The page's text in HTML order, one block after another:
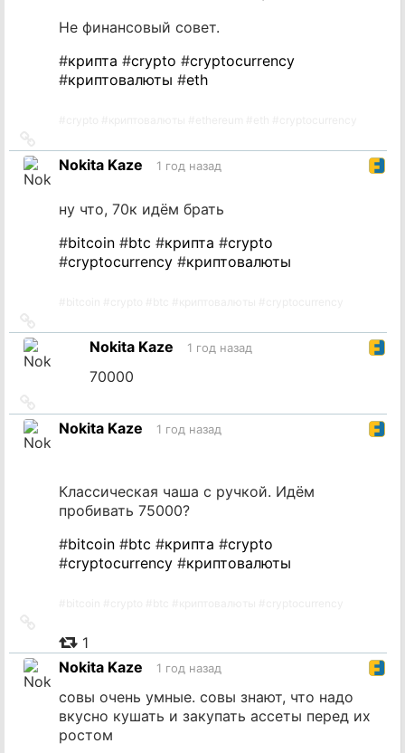
Не финансовый совет.
#крипта #crypto #cryptocurrency
#криптовалюты #eth
на
источник
Nokita Kaze 1 год назад
ну что, 70к идём брать
#bitcoin #btc #крипта #crypto
#cryptocurrency #криптовалюты
на
источникNokita Kaze 1 год назад
70000
на
источник
Nokita Kaze 1 год назад
Классическая чаша с ручкой. Идём
пробивать 75000?
#bitcoin #btc #крипта #crypto
#cryptocurrency #криптовалюты
источник
1
Nokita Kaze
1 год назад
совы очень умные. совы знают, что надо
вкусно кушать и закупать ассеты перед их
ростом